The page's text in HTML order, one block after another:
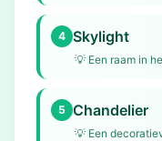
4 Skylight
💡 Een raam in
5 Chandelier
💡 Een